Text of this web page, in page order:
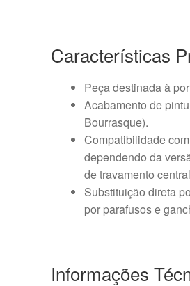
Características
Peça destinada à
Acabamento de
Bourrasque).
Compatibilidade
dependendo da
de travamento
Substituição direta
por parafusos e
Informações